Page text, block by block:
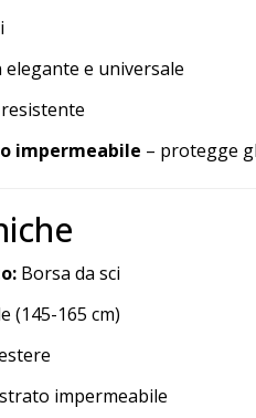
elegante e universale
impermeabile – protegge
Borsa da sci
(145-165 cm)
strato impermeabile